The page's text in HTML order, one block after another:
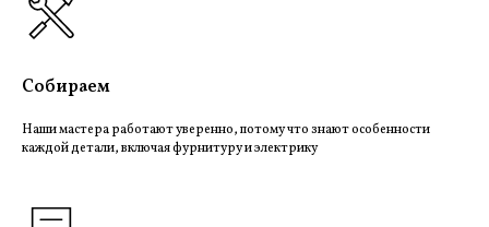
Собираем
Наши мастера работают уверенно, потому что знают особенности
каждой детали, включая фурнитуру и электрику